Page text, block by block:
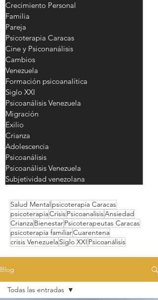
Crecimiento Personal
Familia
Pareja
Psicoterapia Caracas
Cine y Psiconanálisis
Cambios
Venezuela
Formación psicoanalítica
Siglo XXI
Psicoanálisis Venezuela
Migración
Exilio
Crianza
Adolescencia
Psicoanálisis
Psicoanálisis Venezuela
Subjetividad venezolana
Salud Mental psicoterapia Caracas
psicoterapiaCrisisPsicoanalisisAnsiedad
CrianzaBienestarPsicoterapeutas Caracas
psicoterapia familiarCuarentena
crisis VenezuelaSiglo XXI Psicoanálisis
Blog
Todas las entradas